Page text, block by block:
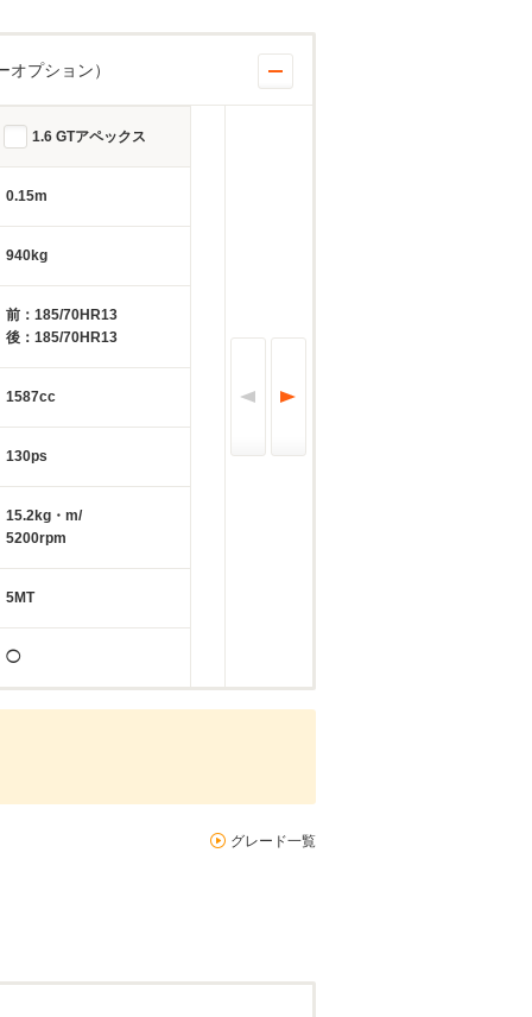
プション）
1.6 GTアペックス
0.15m
940kg
前：185/70HR13
後：185/70HR13
1587cc
130ps
15.2kg・m/
5200rpm
5MT
◯
グレード一覧